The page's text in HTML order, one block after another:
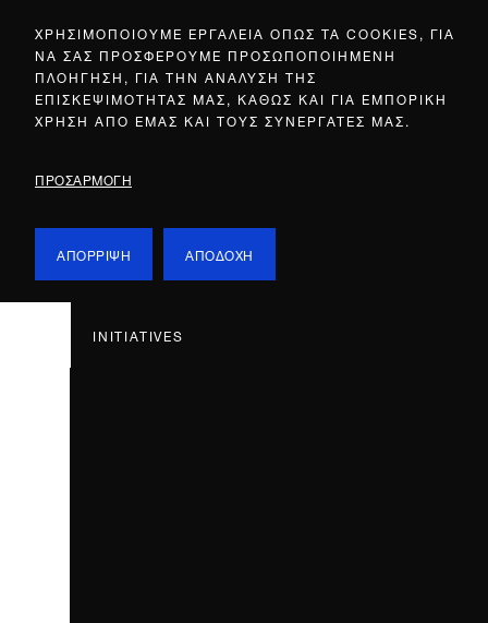
ΧΡΗΣΙΜΟΠΟΙΟΥΜΕ ΕΡΓΑΛΕΙΑ ΟΠΩΣ ΤΑ COOKIES, ΓΙΑ
ΝΑ ΣΑΣ ΠΡΟΣΦΕΡΟΥΜΕ ΠΡΟΣΩΠΟΠΟΙΗΜΕΝΗ
ΠΛΟΗΓΗΣΗ, ΓΙΑ ΤΗΝ ΑΝΑΛΥΣΗ ΤΗΣ
ΕΠΙΣΚΕΨΙΜΟΤΗΤΑΣ ΜΑΣ, ΚΑΘΩΣ ΚΑΙ ΓΙΑ ΕΜΠΟΡΙΚΗ
ΧΡΗΣΗ ΑΠΟ ΕΜΑΣ ΚΑΙ ΤΟΥΣ ΣΥΝΕΡΓΑΤΕΣ ΜΑΣ.
ΠΡΟΣΑΡΜΟΓΗ
ΑΠΟΡΡΙΨΗ ΑΠΟΔΟΧΗ
INITIATIVES